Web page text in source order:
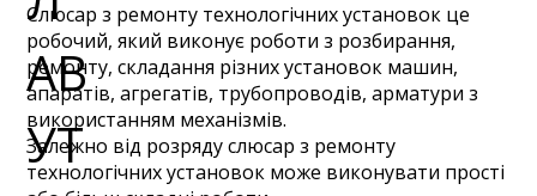
Слюсар з ремонту технологічних установок це
робочий, який виконує роботи з розбирання,
ремонту, складання різних установок машин,
апаратів, агрегатів, трубопроводів, арматури з
використанням механізмів.
Залежно від розряду слюсар з ремонту
технологічних установок може виконувати прості